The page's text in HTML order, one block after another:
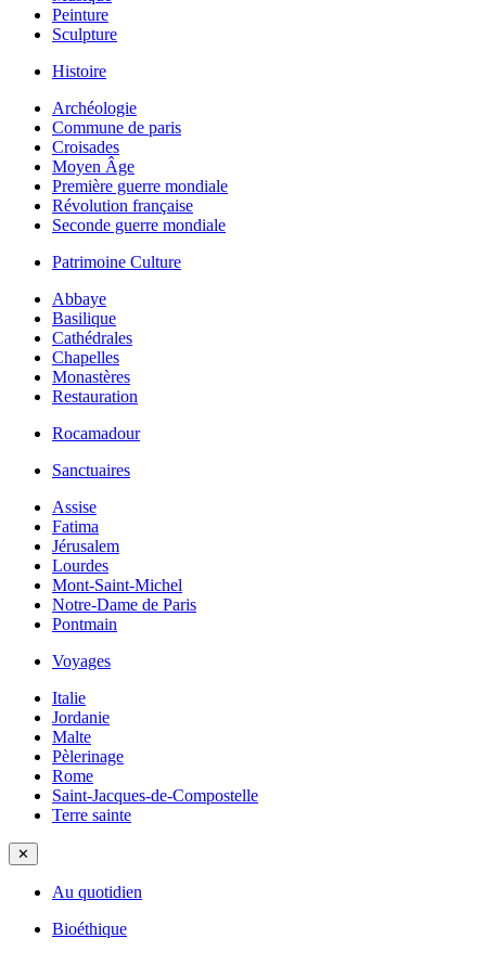
Peinture
Sculpture
Histoire
Archéologie
Commune de paris
Croisades
Moyen Âge
Première guerre mondiale
Révolution française
Seconde guerre mondiale
Patrimoine Culture
Abbaye
Basilique
Cathédrales
Chapelles
Monastères
Restauration
Rocamadour
Sanctuaires
Assise
Fatima
Jérusalem
Lourdes
Mont-Saint-Michel
Notre-Dame de Paris
Pontmain
Voyages
Italie
Jordanie
Malte
Pèlerinage
Rome
Saint-Jacques-de-Compostelle
Terre sainte
✕
Au quotidien
Bioéthique